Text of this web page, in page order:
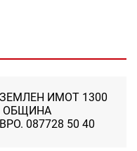
ИМОТ 1300
ОБЩИНА
087728 50 40